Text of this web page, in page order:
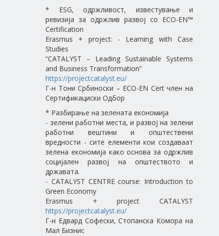
* ESG, одржливост, известување и
ревизија за одржлив развој со ECO-EN™
Certification
Erasmus + project: - Learning with Case
Studies
“CATALYST – Leading Sustainable Systems
and Business Transformation”
https://projectcatalyst.eu/
Г-н Тони Србиноски – ECO-EN Cert член на
Сертификациски Одбор
* Разбирање на зелената економија
- зелени работни места, и развој на зелени
работни вештини и општествени
вредности - сите елементи кои создаваат
зелена економија како основа за одржлив
социјален развој на општеството и
државата.
- CATALYST CENTRE course: Introduction to
Green Economy
Erasmus + project CATALYST
https://projectcatalyst.eu/
Г-н Едвард Софески, Стопанска Комора на
Мал Бизнис